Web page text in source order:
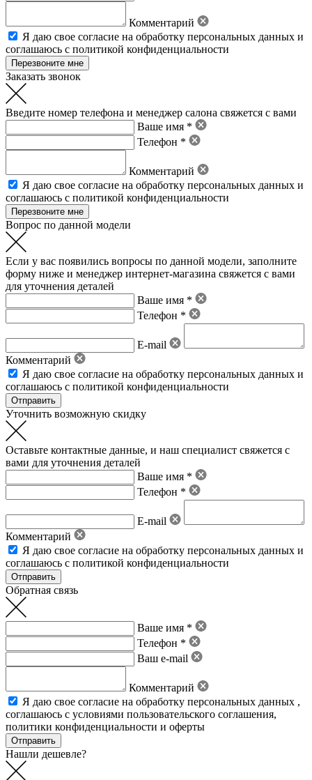
Комментарий
Я даю свое согласие на обработку персональных данных и
соглашаюсь с политикой конфиденциальности
Заказать звонок
Введите номер телефона и менеджер салона свяжется с вами
Ваше имя *
Телефон *
Комментарий
Я даю свое согласие на обработку персональных данных и
соглашаюсь с политикой конфиденциальности
Вопрос по данной модели
Если у вас появились вопросы по данной модели, заполните
форму ниже и менеджер интернет-магазина свяжется с вами
для уточнения деталей
Ваше имя *
Телефон *
E-mail
Комментарий
Я даю свое согласие на обработку персональных данных и
соглашаюсь с политикой конфиденциальности
Уточнить возможную скидку
Оставьте контактные данные, и наш специалист свяжется с
вами для уточнения деталей
Ваше имя *
Телефон *
E-mail
Комментарий
Я даю свое согласие на обработку персональных данных и
соглашаюсь с политикой конфиденциальности
Обратная связь
Ваше имя *
Телефон *
Ваш e-mail
Комментарий
Я даю свое согласие на обработку персональных данных ,
соглашаюсь с условиями пользовательского соглашения,
политики конфиденциальности и оферты
Нашли дешевле?